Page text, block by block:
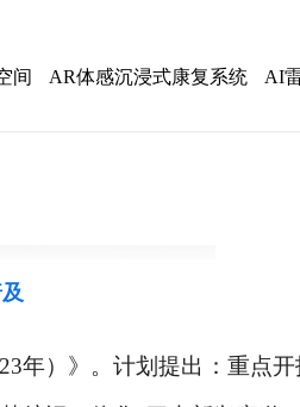
间 AR体感沉浸式康复系统 AI
年）》。计划提出：重点开